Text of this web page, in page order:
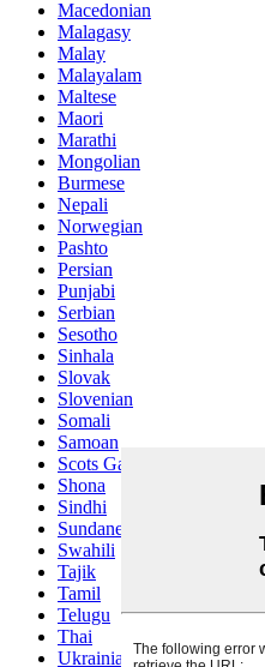
Macedonian
Malagasy
Malay
Malayalam
Maltese
Maori
Marathi
Mongolian
Burmese
Nepali
Norwegian
Pashto
Persian
Punjabi
Serbian
Sesotho
Sinhala
Slovak
Slovenian
Somali
Samoan
Scots Gaelic
Shona
Sindhi
Sundanese
Swahili
Tajik
Tamil
Telugu
Thai
Ukrainian